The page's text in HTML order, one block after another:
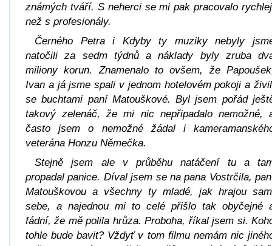
známých tváří. S neherci se mi pak pracovalo
než s profesionály.
Černého Petrai Kdyby ty muziky nebyly
natočili za sedm týdnů a náklady byly zruba
miliony korun. Znamenalo to ovšem, že
Ivan a já jsme spali v jednom hotelovém pokoji a
se buchtami paní Matouškové. Byl jsem pořád
takový zelenáč, že mi nic nepřipadalo nemožné,
často jsem o nemožné žádal i
veterána Honzu Němečka.
Stejně jsem ale v průběhu natáčení tu a
propadal panice. Díval jsem se na pana Vostrčila,
Matouškovou a všechny ty mladé, jak hrajou
sebe, a najednou mi to celé přišlo tak obyčejné
fádní, že mě polila hrůza. Proboha, říkal jsem si.
tohle bude bavit? Vždyť v tom filmu nemám nic